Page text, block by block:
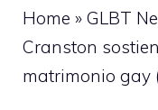
Home » GLBT
Cranston
matrimonio gay